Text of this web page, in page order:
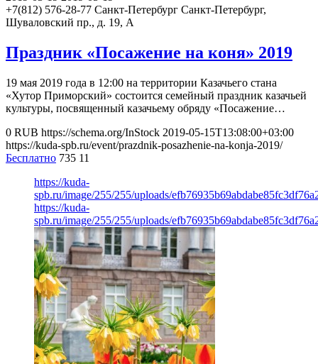
+7(812) 576-28-77 Санкт-Петербург Санкт-Петербург,
Шуваловский пр., д. 19, А
Праздник «Посажение на коня» 2019
19 мая 2019 года в 12:00 на территории Казачьего стана
«Хутор Приморский» состоится семейный праздник казачьей
культуры, посвященный казачьему обряду «Посажение…
0 RUB https://schema.org/InStock 2019-05-15T13:08:00+03:00
https://kuda-spb.ru/event/prazdnik-posazhenie-na-konja-2019/
Бесплатно 735 11
https://kuda-
spb.ru/image/255/255/uploads/
https://kuda-
spb.ru/image/255/255/uploads/